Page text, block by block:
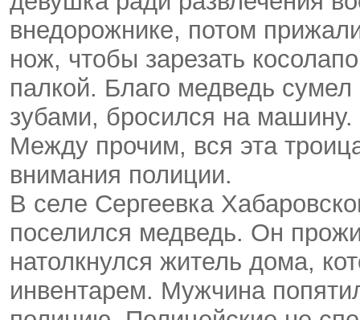
внедорожнике, потом
нож, чтобы зарезать
палкой. Благо медведь
зубами, бросился на
Между прочим, вся эта
внимания полиции.
В селе Сергеевка
поселился медведь. Он
натолкнулся житель дома,
инвентарем. Мужчина